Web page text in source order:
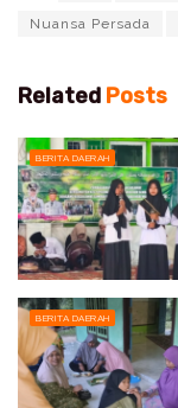
Nuansa Persada
Related Posts
BERITA DAERAH
BERITA DAERAH